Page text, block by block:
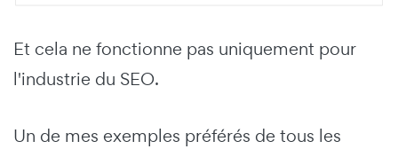
Et cela ne fonctionne pas uniquement pour
l'industrie du SEO.
Un de mes exemples préférés de tous les